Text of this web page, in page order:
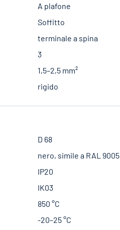
A plafone
Soffitto
terminale a spina
3
1,5–2,5 mm²
rigido
D 68
nero, simile a RAL 9005
IP20
IK03
850 °C
-20–25 °C